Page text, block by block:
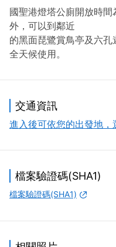
國聖港燈塔公廁開放時
外，可以到鄰近
的黑面琵鷺賞鳥亭及六
全天候使用。
交通資訊
進入後可依您的出發地
檔案驗證碼(SHA1)
檔案驗證碼(SHA1)